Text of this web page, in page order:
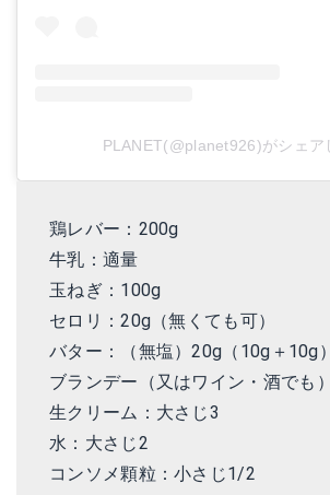
PLANET(@planet926)がシェア
鶏レバー：200g
牛乳：適量
玉ねぎ：100g
セロリ：20g（無くても可）
バター：（無塩）20g（10g＋10g）
ブランデー（又はワイン・酒でも
生クリーム：大さじ3
水：大さじ2
コンソメ顆粒：小さじ1/2